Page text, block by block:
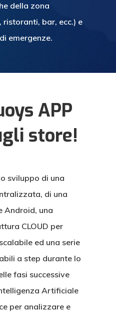
della zona
bar, ecc.) e
emergenze.
APP
store!
sviluppo di una
di una
Android, una
CLOUD per
ed una serie
a step durante lo
fasi successive
Artificiale
per analizzare e